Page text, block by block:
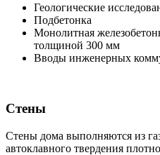
Геологические
Подбетонка
Монолитная
толщиной 300 мм
Вводы инженерных
Стены
Стены дома выполняются из
автоклавного твердения